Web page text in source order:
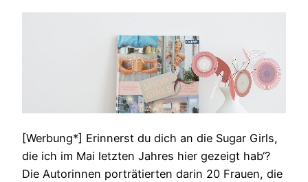
[Werbung*] Erinnerst du dich an die Sugar Girls,
die ich im Mai letzten Jahres hier gezeigt hab‘?
Die Autorinnen porträtierten darin 20 Frauen, die